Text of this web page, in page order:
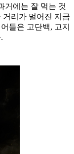
거에는 잘 먹는 것
거리가 멀어진 지금
들은 고단백, 고지